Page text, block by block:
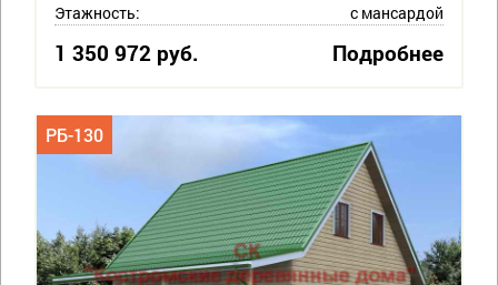
Этажность: с мансардой
1 350 972 руб. Подробнее
РБ-130